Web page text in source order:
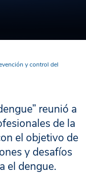
y control del
reunió a
de la
el objetivo de
y desafíos
el dengue.